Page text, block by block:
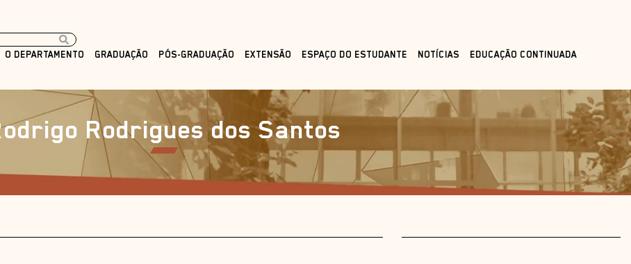
O DEPARTAMENTO GRADUAÇÃO PÓS-GRADUAÇÃO EXTENSÃO ESPAÇO DO ESTUDANTE NOTÍCIAS EDUCAÇÃO CONTINUADA
Rodrigues dos Santos